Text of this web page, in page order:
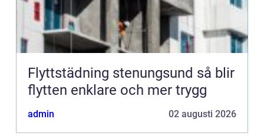
Flyttstädning stenungsund så blir
flytten enklare och mer trygg
admin 02 augusti 2026